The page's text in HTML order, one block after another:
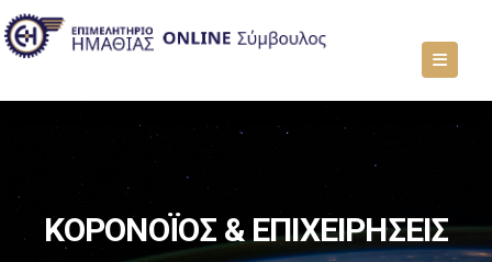
ΚΟΡΟΝΟΪΟΣ & ΕΠΙΧΕΙΡΗΣΕΙΣ